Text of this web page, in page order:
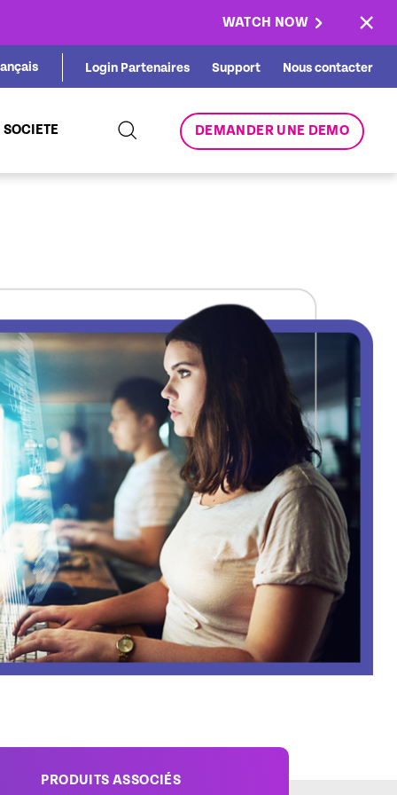
WATCH NOW ×
Login Partenaires Support Nous contacter
SOCIETE DEMANDER UNE DEMO
PRODUITS ASSOCIÉS